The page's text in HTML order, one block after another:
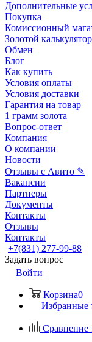
Дополнительные
Покупка
Комиссионный
Золотой калькулятор
Обмен
Блог
Как купить
Условия оплаты
Условия доставки
Гарантия на товар
1 грамм золота
Вопрос-ответ
Компания
О компании
Новости
Отзывы с Авито ✎
Вакансии
Партнеры
Документы
Контакты
Отзывы
Контакты
+7(831) 277-99-88
Задать вопрос
Войти
Корзина0
Избранные
Сравнение